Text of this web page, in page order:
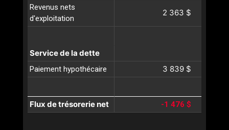
Revenus nets
d'exploitation
2 363 $
Service de la dette
Paiement hypothécaire 3 839 $
Flux de trésorerie net -1 476 $